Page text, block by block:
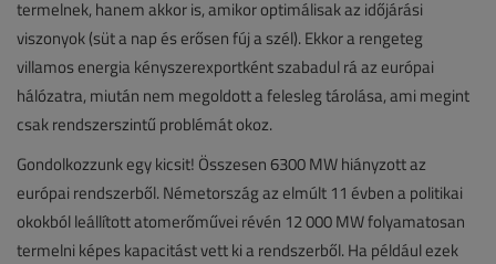
termelnek, hanem akkor is, amikor optimálisak az időjárási
viszonyok (süt a nap és erősen fúj a szél). Ekkor a rengeteg
villamos energia kényszerexportként szabadul rá az európai
hálózatra, miután nem megoldott a felesleg tárolása, ami megint
csak rendszerszintű problémát okoz.
Gondolkozzunk egy kicsit! Összesen 6300 MW hiányzott az
európai rendszerből. Németország az elmúlt 11 évben a politikai
okokból leállított atomerőművei révén 12 000 MW folyamatosan
termelni képes kapacitást vett ki a rendszerből. Ha például ezek